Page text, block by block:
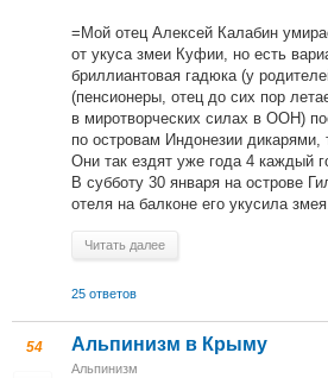
=Мой отец Алексей Калабин
от укуса змеи Куфии, но есть
бриллиантовая гадюка (у
(пенсионеры, отец до сих пор
в миротворческих силах в ООН)
по островам Индонезии дикарями,
Они так ездят уже года 4 каждый
В субботу 30 января на острове
отеля на балконе его укусила змея.
Читать далее
25 ответов
54 Альпинизм в Крыму
Альпинизм